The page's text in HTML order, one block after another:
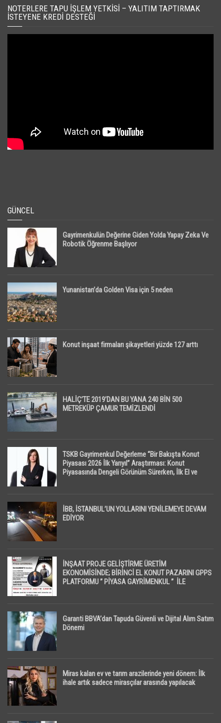
NOTERLERE TAPU İŞLEM YETKISI – YALITIM TAPTIRMAK
İSTEYENE KREDI DESTEĞI
GÜNCEL
Gayrimenkulün Değerine Giden Yolda Yapay Zeka Ve
Robotik Öğrenme Başlıyor
Yunanistan’da Golden Visa için 5 neden
Konut inşaat firmaları şikayetleri yüzde 127 arttı
HALİÇ’TE 2019’DAN BU YANA 240 BİN 500
METREKÜP ÇAMUR TEMİZLENDİ
TSKB Gayrimenkul Değerleme “Bir Bakışta Konut
Piyasası 2026 İlk Yarıyıl” Araştırması: Konut
Piyasasında Dengeli Görünüm Sürerken, İlk El ve
İBB, İSTANBUL’UN YOLLARINI YENİLEMEYE DEVAM
EDİYOR
İNŞAAT PROJE GELİŞTİRME ÜRETİM
EKONOMİSİNDE; BİRİNCİ EL KONUT PAZARINI GPPS
PLATFORMU ” PİYASA GAYRİMENKUL ” İLE
Garanti BBVA’dan Tapuda Güvenli ve Dijital Alım Satım
Dönemi
Miras kalan ev ve tarım arazilerinde yeni dönem: İlk
ihale artık sadece mirasçılar arasında yapılacak